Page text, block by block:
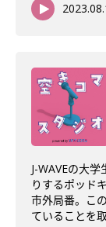
J-WAVEの大
りするポッド
市外局番。こ
ていることを